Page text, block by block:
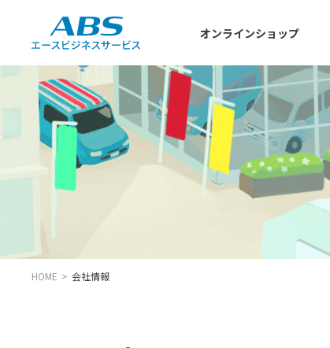
オンラインショップ
HOME 会社情報